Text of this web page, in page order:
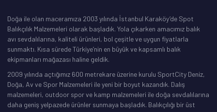
Doğa ile olan maceramıza 2003 yılında İstanbul Karaköy’de Spot
Balıkçılık Malzemeleri olarak başladık. Yola çıkarken amacımız balık
avı sevdalılarına, kaliteli ürünleri, bol çeşitle ve uygun fiyatlarla
sunmaktı. Kısa sürede Türkiye’nin en büyük ve kapsamlı balık
ekipmanları mağazası haline geldik.
2009 yılında açtığımız 600 metrekare üzerine kurulu SportCity Deniz,
Doğa, Av ve Spor Malzemeleri ile yeni bir boyut kazandık. Dalış
malzemeleri, outdoor spor ve kamp malzemeleri ile doğa sevdalılarına
daha geniş yelpazede ürünler sunmaya başladık. Balıkçılığı bir üst